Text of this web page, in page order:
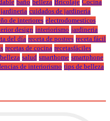
baño belleza Bricolaje Cocina
cuidados de jardineria
de interiores electrodomesticos
design interiorismo jardineria
del día receta de postres receta fácil
recetas de cocina recetasfáciles
salud smarthome smartphone
de interiorismo tips de belleza